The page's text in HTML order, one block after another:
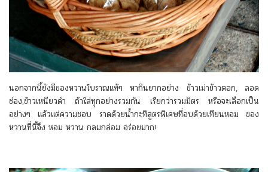
นอกจากนี้ยังมีของหวานโบราณแท้ๆ หากินยากอย่าง ข้าวเม่าข้าวตอก, ลอด
ช่อง,ข้าวเหนียวดำ ถ้าใส่ทุกอย่างรวมกัน เรียกว่ารวมมิตร หรือจะเลือกเป็น
อย่างๆ แล้วแต่ความชอบ ราดด้วยน้ำกะทิสูตรพิเศษที่อบด้วยเทียนหอม ของ
หวานที่นี้จึง หอม หวาน กลมกล่อม อร่อยมาก!